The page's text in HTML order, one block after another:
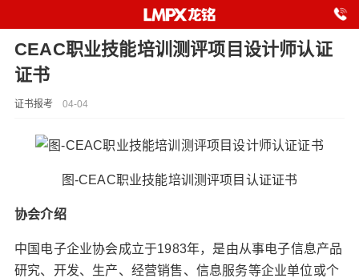
CEAC职业技能培训测评项目设计师认证
证书
证书报考04-04
图-CEAC职业技能培训测评项目认证证书
协会介绍
中国电子企业协会成立于1983年，是由从事电子信息产品
研究、开发、生产、经营销售、信息服务等企业单位或个